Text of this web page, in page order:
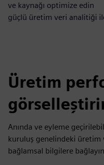
ve kaynağı optimize edin
güçlü üretim veri analitiği
Üretim
Anında ve eyleme
kuruluş genelindeki üretim
bağlamsal bilgilere